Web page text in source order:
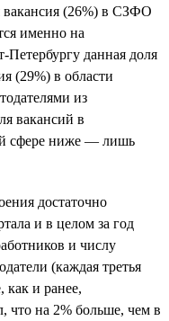
вакансия (26%) в СЗФО
именно на
Петербургу данная доля
(29%) в области
из
вакансий в
сфере ниже — лишь
достаточно
и в целом за год
и числу
(каждая третья
как и ранее,
что на 2% больше, чем в